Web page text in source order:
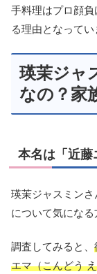
手料理はプロ顔
る理由となってい
瑛茉ジャ
なの？家
本名は「近藤
瑛茉ジャスミン
について気になる
調査してみると、
エマ（こんどう